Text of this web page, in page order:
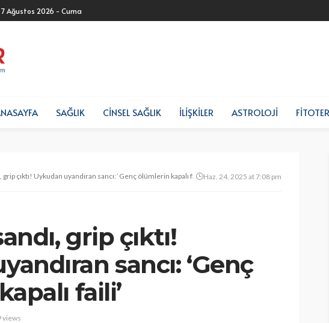
7 Ağustos 2026 - Cuma
SAĞLIK CINSEL SAĞLIK İLIŞKILER ASTROLOJI
grip çıktı! Uykudan uyandıran sancı: ‘Genç ölümlerin kapalı faili’Haz. 24, 2025 at 7:08 pm
grip çıktı!
sancı: ‘Genç
faili’
views